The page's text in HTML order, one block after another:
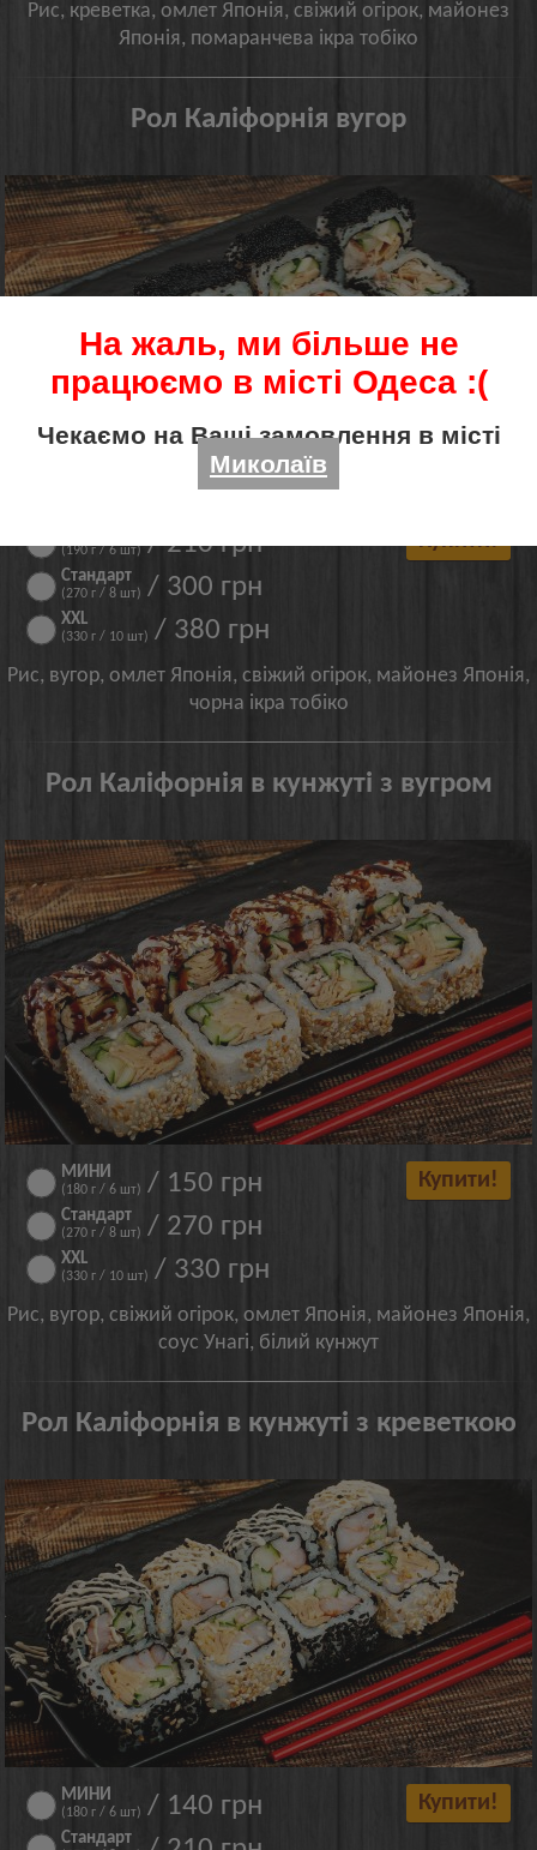
На жаль, ми більше не
працюємо в місті Одеса :(
Чекаємо на Ваші замовлення в місті
Миколаїв
Рис, креветка, омлет Японія, свіжий огірок, майонез
Японія, помаранчева ікра тобіко
Рол Каліфорнія вугор
(190 г / 6 шт) / 210 грн
Стандарт
(270 г / 8 шт) / 300 грн
XXL
(330 г / 10 шт) / 380 грн
Купити!
Рис, вугор, омлет Японія, свіжий огірок, майонез Японія,
чорна ікра тобіко
Рол Каліфорнія в кунжуті з вугром
МИНИ
(180 г / 6 шт) / 150 грн
Стандарт
(270 г / 8 шт) / 270 грн
XXL
(330 г / 10 шт) / 330 грн
Купити!
Рис, вугор, свіжий огірок, омлет Японія, майонез Японія,
соус Унагі, білий кунжут
Рол Каліфорнія в кунжуті з креветкою
МИНИ
(180 г / 6 шт) / 140 грн
Стандарт
Купити!